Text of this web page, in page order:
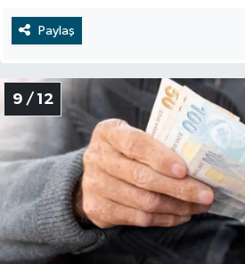
Paylaş
9 / 12